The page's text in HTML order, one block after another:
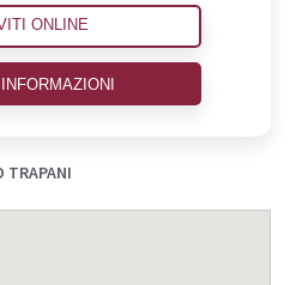
TRAPANI
ONLINE